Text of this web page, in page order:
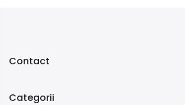
Contact
Categorii